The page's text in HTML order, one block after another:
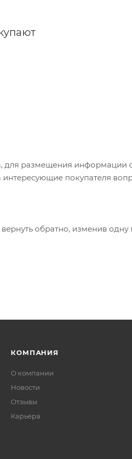
для размещения информации
покупателя
обратно, изменив
КОМПАНИЯ
О компании
Новости
Отзывы
Карьера